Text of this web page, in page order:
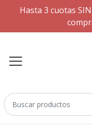
Hasta 3 cuotas